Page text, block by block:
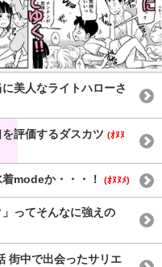
美人なライトハローさ
を評価するダスカツ (ｵﾇﾇ
着modeか・・・！ (ｵﾇﾇﾒ)
」ってそんなに強えの
街中で出会ったサリエ